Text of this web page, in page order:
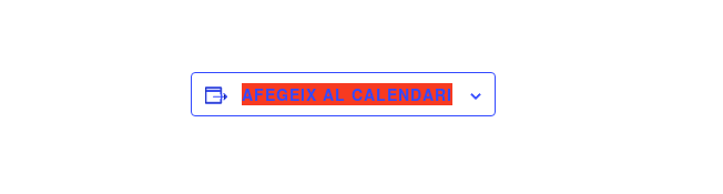
AFEGEIX AL CALENDARI